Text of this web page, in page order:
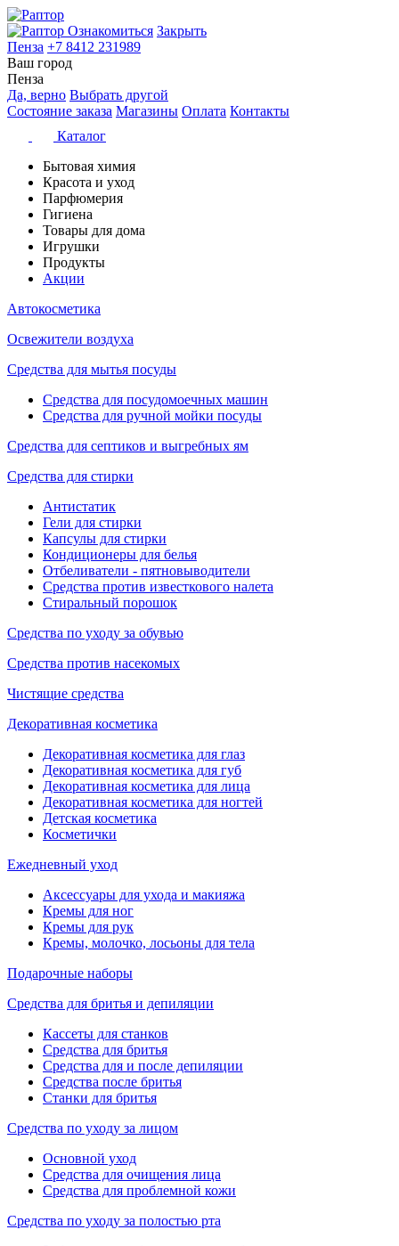
Ознакомиться Закрыть
Пенза +7 8412 231989
Ваш город
Пенза
Да, верно Выбрать другой
Состояние заказа Магазины Оплата Контакты
Каталог
Бытовая химия
Красота и уход
Парфюмерия
Гигиена
Товары для дома
Игрушки
Продукты
Акции
Автокосметика
Освежители воздуха
Средства для мытья посуды
Средства для посудомоечных машин
Средства для ручной мойки посуды
Средства для септиков и выгребных ям
Средства для стирки
Антистатик
Гели для стирки
Капсулы для стирки
Кондиционеры для белья
Отбеливатели - пятновыводители
Средства против известкового налета
Стиральный порошок
Средства по уходу за обувью
Средства против насекомых
Чистящие средства
Декоративная косметика
Декоративная косметика для глаз
Декоративная косметика для губ
Декоративная косметика для лица
Декоративная косметика для ногтей
Детская косметика
Косметички
Ежедневный уход
Аксессуары для ухода и макияжа
Кремы для ног
Кремы для рук
Кремы, молочко, лосьоны для тела
Подарочные наборы
Средства для бритья и депиляции
Кассеты для станков
Средства для бритья
Средства для и после депиляции
Средства после бритья
Станки для бритья
Средства по уходу за лицом
Основной уход
Средства для очищения лица
Средства для проблемной кожи
Средства по уходу за полостью рта